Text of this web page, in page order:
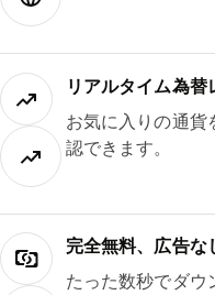
リアルタイム為替
お気に入りの通貨
認できます。
完全無料、広告な
たった数秒でダウ